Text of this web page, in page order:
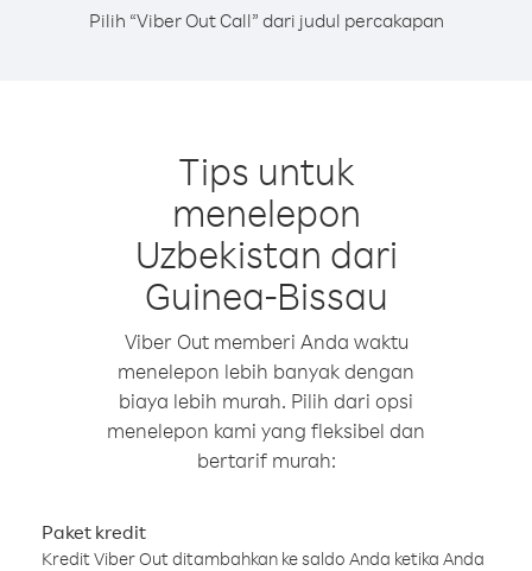
Pilih “Viber Out Call” dari judul percakapan
Tips untuk
menelepon
Uzbekistan dari
Guinea-Bissau
Viber Out memberi Anda waktu
menelepon lebih banyak dengan
biaya lebih murah. Pilih dari opsi
menelepon kami yang fleksibel dan
bertarif murah:
Paket kredit
Kredit Viber Out ditambahkan ke saldo Anda ketika Anda